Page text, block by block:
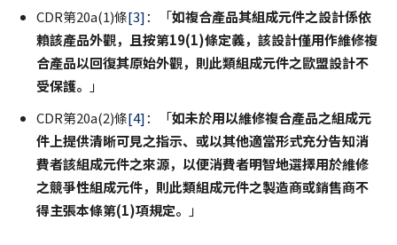
CDR第20a(1)條[3]：「如複合產品其組成元件之設計係依
賴該產品外觀，且按第19(1)條定義，該設計僅用作維修複
合產品以回復其原始外觀，則此類組成元件之歐盟設計不
受保護。
」
CDR第20a(2)條[4]：「如未於用以維修複合產品之組成元
件上提供清晰可見之指示、或以其他適當形式充分告知消
費者該組成元件之來源，以便消費者明智地選擇用於維修
之競爭性組成元件，則此類組成元件之製造商或銷售商不
得主張本條第(1)項規定。
」